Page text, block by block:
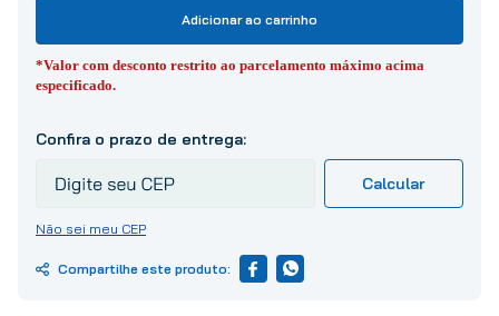
Adicionar ao carrinho
*Valor com desconto restrito ao parcelamento máximo acima
especificado.
Não sei meu CEP